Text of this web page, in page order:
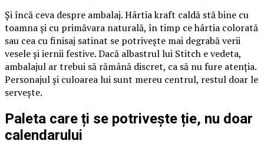
Și încă ceva despre ambalaj. Hârtia kraft caldă stă bine cu
toamna și cu primăvara naturală, în timp ce hârtia colorată
sau cea cu finisaj satinat se potrivește mai degrabă verii
vesele și iernii festive. Dacă albastrul lui Stitch e vedeta,
ambalajul ar trebui să rămână discret, ca să nu fure atenția.
Personajul și culoarea lui sunt mereu centrul, restul doar le
servește.
Paleta care ți se potrivește ție, nu doar
calendarului